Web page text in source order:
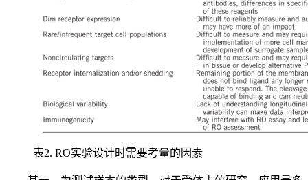
表2. RO实验设计时需要考量的因素